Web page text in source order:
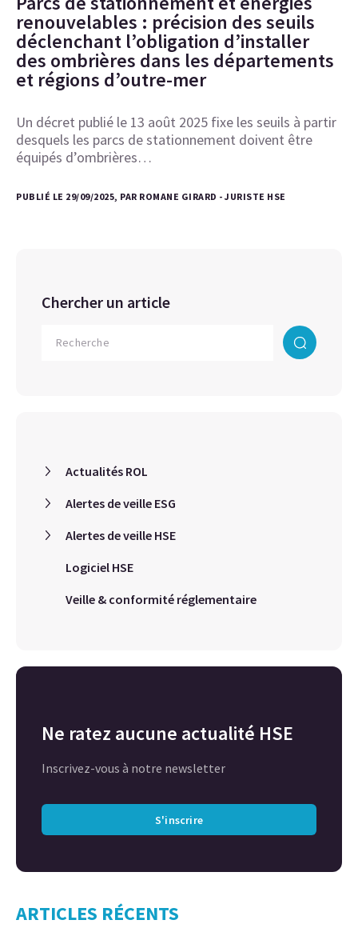
renouvelables : précision des seuils
déclenchant l’obligation d’installer
des ombrières dans les départements
et régions d’outre-mer
Un décret publié le 13 août 2025 fixe les seuils à partir
desquels les parcs de stationnement doivent être
équipés d’ombrières…
PUBLIÉ LE 29/09/2025, PAR ROMANE GIRARD - JURISTE HSE
Chercher un article
Actualités ROL
Alertes de veille ESG
Alertes de veille HSE
Logiciel HSE
Veille & conformité réglementaire
Ne ratez aucune actualité HSE
Inscrivez-vous à notre newsletter
S'inscrire
ARTICLES RÉCENTS